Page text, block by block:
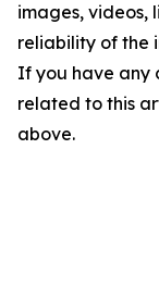
images, videos,
reliability of the
If you have any
related to this
above.